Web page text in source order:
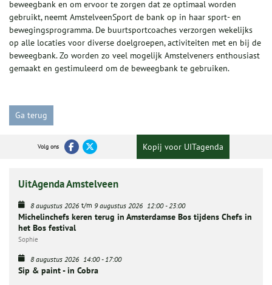
beweegbank en om ervoor te zorgen dat ze optimaal worden
gebruikt, neemt AmstelveenSport de bank op in haar sport- en
bewegingsprogramma. De buurtsportcoaches verzorgen wekelijks
op alle locaties voor diverse doelgroepen, activiteiten met en bij de
beweegbank. Zo worden zo veel mogelijk Amstelveners enthousiast
gemaakt en gestimuleerd om de beweegbank te gebruiken.
Ga terug
Volg ons Kopij voor UITagenda
UitAgenda Amstelveen
8 augustus 2026 t/m 9 augustus 2026 12:00-23:00
Michelinchefs keren terug in Amsterdamse Bos tijdens Chefs in
het Bos festival
Sophie
8 augustus 2026 14:00-17:00
Sip & paint - in Cobra